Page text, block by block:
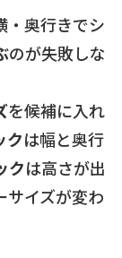
・奥行きでシ
のが失敗しな
を候補に入れ
クは幅と奥行
クは高さが出
サイズが変わ